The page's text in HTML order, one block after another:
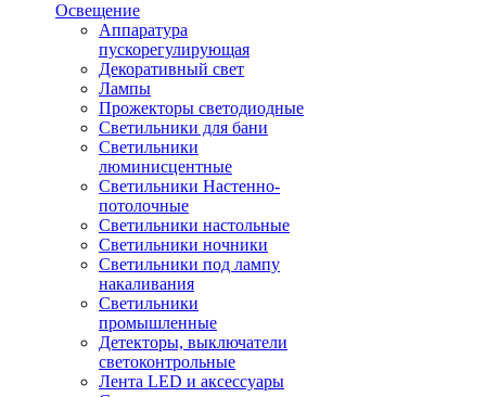
Освещение
Аппаратура
пускорегулирующая
Декоративный свет
Лампы
Прожекторы светодиодные
Светильники для бани
Светильники
люминисцентные
Светильники Настенно-
потолочные
Светильники настольные
Светильники ночники
Светильники под лампу
накаливания
Светильники
промышленные
Детекторы, выключатели
светоконтрольные
Лента LED и аксессуары